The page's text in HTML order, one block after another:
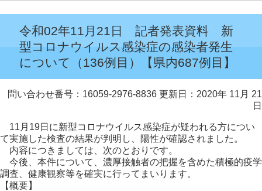
令和02年11月21日 記者発表資料 新
型コロナウイルス感染症の感染者発生
について（136例目）【県内687例目】
問い合わせ番号：16059-2976-8836 更新日：2020年 11月 21
日
11月19日に新型コロナウイルス感染症が疑われる方につい
て実施した検査の結果が判明し、陽性が確認されました。
内容につきましては、次のとおりです。
今後、本件について、濃厚接触者の把握を含めた積極的疫学
調査、健康観察等を確実に行ってまいります。
【概要】